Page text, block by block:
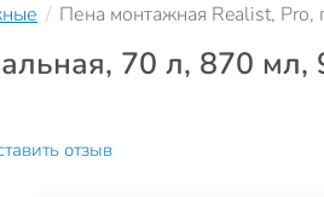
Пена монтажная Realist,
70 л, 870 мл,
отзыв